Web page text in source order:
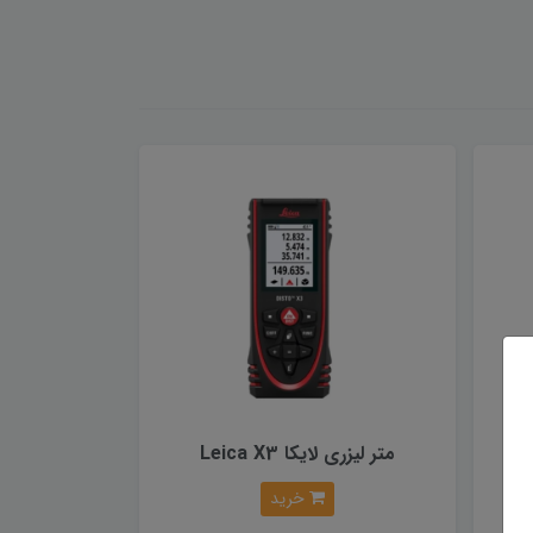
متر لیزری لایکا Leica X3
خرید